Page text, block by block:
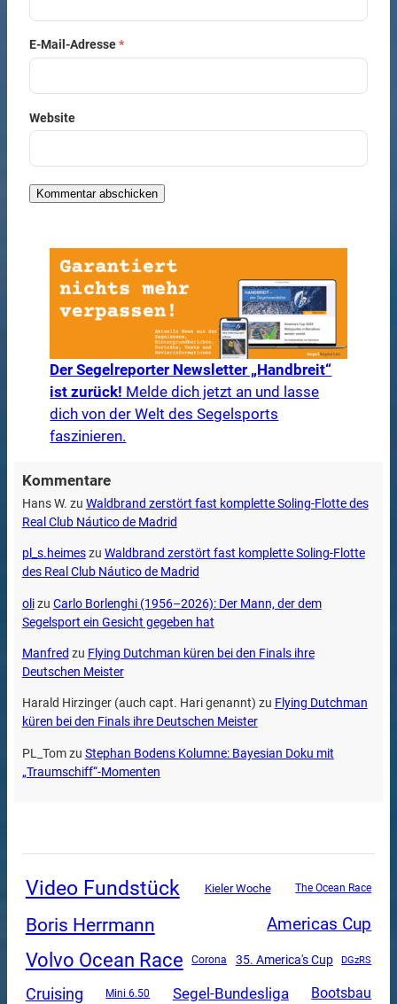
E-Mail-Adresse*
Website
Der Segelreporter Newsletter „Handbreit“
ist zurück! Melde dich jetzt an und lasse
dich von der Welt des Segelsports
faszinieren.
Kommentare
Hans W. zu Waldbrand zerstört fast komplette Soling-Flotte des
Real Club Náutico de Madrid
pl_s.heimeszu Waldbrand zerstört fast komplette Soling-Flotte
des Real Club Náutico de Madrid
olizu Carlo Borlenghi (1956–2026): Der Mann, der dem
Segelsport ein Gesicht gegeben hat
Manfred zu Flying Dutchman küren bei den Finals ihre
Deutschen Meister
Harald Hirzinger (auch capt. Hari genannt) zu Flying Dutchman
küren bei den Finals ihre Deutschen Meister
PL_Tomzu Stephan Bodens Kolumne: Bayesian Doku mit
„Traumschiff“-Momenten
Video Fundstück Kieler Woche The Ocean Race
Boris Herrmann Americas Cup
Volvo Ocean Race Corona 35. America's Cup DGzRS
Cruising Mini 6.50 Segel-Bundesliga Bootsbau